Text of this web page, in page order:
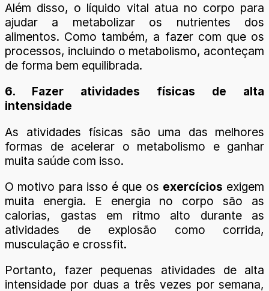
Além disso, o líquido vital atua no corpo para
ajudar a metabolizar os nutrientes dos
alimentos. Como também, a fazer com que os
processos, incluindo o metabolismo, aconteçam
de forma bem equilibrada.
6. Fazer atividades físicas de alta
intensidade
As atividades físicas são uma das melhores
formas de acelerar o metabolismo e ganhar
muita saúde com isso.
O motivo para isso é que os exercícios exigem
muita energia. E energia no corpo são as
calorias, gastas em ritmo alto durante as
atividades de explosão como corrida,
musculação e crossfit.
Portanto, fazer pequenas atividades de alta
intensidade por duas a três vezes por semana,